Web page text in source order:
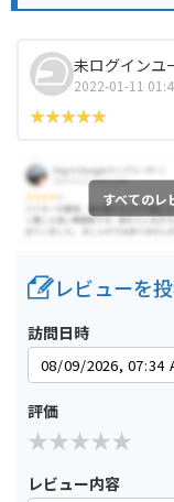
未ログインユ
2022-01-11
すべてのレ
レビューを
訪問日時
評価
レビュー内容